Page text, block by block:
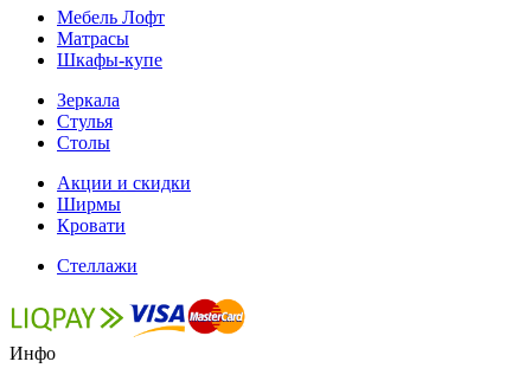
Мебель Лофт
Матрасы
Шкафы-купе
Зеркала
Стулья
Столы
Акции и скидки
Ширмы
Кровати
Стеллажи
Инфо